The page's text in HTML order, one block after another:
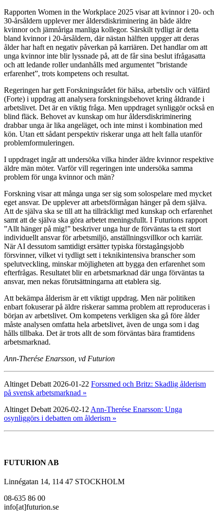
Rapporten Women in the Workplace 2025 visar att kvinnor i 20- och
30-årsåldern upplever mer åldersdiskriminering än både äldre
kvinnor och jämnåriga manliga kollegor. Särskilt tydligt är detta
bland kvinnor i 20-årsåldern, där nästan hälften uppger att deras
ålder har haft en negativ påverkan på karriären. Det handlar om att
unga kvinnor inte blir lyssnade på, att de får sina beslut ifrågasatta
och att ledande roller undanhålls med argumentet ”bristande
erfarenhet”, trots kompetens och resultat.
Regeringen har gett Forskningsrådet för hälsa, arbetsliv och välfärd
(Forte) i uppdrag att analysera forskningsbehovet kring åldrande i
arbetslivet. Det är en viktig fråga. Men uppdraget synliggör också en
blind fläck. Behovet av kunskap om hur åldersdiskriminering
drabbar unga är lika angeläget, och inte minst i kombination med
kön. Utan ett sådant perspektiv riskerar unga att helt falla utanför
problemformuleringen.
I uppdraget ingår att undersöka vilka hinder äldre kvinnor respektive
äldre män möter. Varför vill regeringen inte undersöka samma
problem för unga kvinnor och män?
Forskning visar att många unga ser sig som solospelare med mycket
eget ansvar. De upplever att arbetsförmågan hänger på dem själva.
Att de själva ska se till att ha tillräckligt med kunskap och erfarenhet
samt att de själva ska göra arbetet meningsfullt. I Futurions rapport
”Allt hänger på mig!” beskriver unga hur de förväntas ta ett stort
individuellt ansvar för arbetsmiljö, anställningsvillkor och karriär.
När AI dessutom samtidigt ersätter typiska förstagångsjobb
försvinner, vilket vi tydligt sett i teknikintensiva branscher som
spelutveckling, minskar möjligheten att bygga den erfarenhet som
efterfrågas. Resultatet blir en arbetsmarknad där unga förväntas ta
ansvar, men nekas förutsättningarna att etablera sig.
Att bekämpa ålderism är ett viktigt uppdrag. Men när politiken
enbart fokuserar på äldre riskerar samma problem att reproduceras i
början av arbetslivet. Om kompetens verkligen ska gå före ålder
måste analysen omfatta hela arbetslivet, även de unga som i dag
hålls tillbaka. Det är trots allt de som förväntas bära framtidens
arbetsmarknad.
Ann-Therése Enarsson, vd Futurion
Altinget Debatt 2026-01-22 Forssmed och Britz: Skadlig ålderism
på svensk arbetsmarknad »
Altinget Debatt 2026-02-12 Ann-Therése Enarsson: Unga
osynliggörs i debatten om ålderism »
FUTURION AB
Linnégatan 14, 114 47 STOCKHOLM
08-635 86 00
info[at]futurion.se